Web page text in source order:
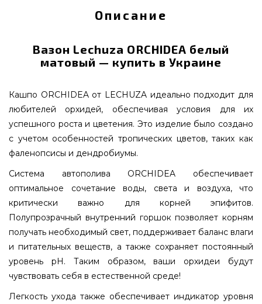
Описание
Вазон Lechuza ORCHIDEA белый
матовый — купить в Украине
Кашпо ORCHIDEA от LECHUZA идеально подходит для
любителей орхидей, обеспечивая условия для их
успешного роста и цветения. Это изделие было создано
с учетом особенностей тропических цветов, таких как
фаленопсисы и дендробиумы.
Система автополива ORCHIDEA обеспечивает
оптимальное сочетание воды, света и воздуха, что
критически важно для корней эпифитов.
Полупрозрачный внутренний горшок позволяет корням
получать необходимый свет, поддерживает баланс влаги
и питательных веществ, а также сохраняет постоянный
уровень pH. Таким образом, ваши орхидеи будут
чувствовать себя в естественной среде!
Легкость ухода также обеспечивает индикатор уровня